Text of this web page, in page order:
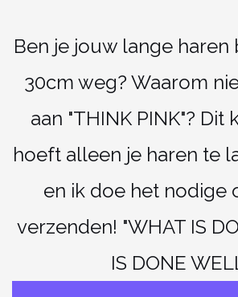
Ben je jouw lange haren
30cm weg? Waarom
aan "THINK PINK"? Dit
hoeft alleen je haren te
en ik doe het nodige
verzenden! "WHAT IS
IS DONE